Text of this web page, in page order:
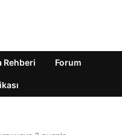
Rehberi Forum